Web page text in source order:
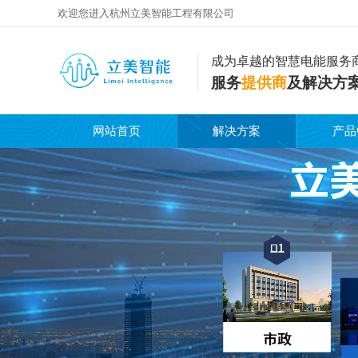
欢迎您进入杭州立美智能工程有限公司
成为卓越的智慧电能服务
服务提供商及解决方
网站首页 解决方案 产